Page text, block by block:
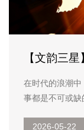
【文韵三
在时代的浪潮中
事都是不可或缺
定追求，也藏在日
2026-05-22